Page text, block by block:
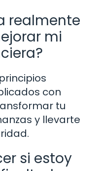
realmente
mi
con
tu
y llevarte
si estoy